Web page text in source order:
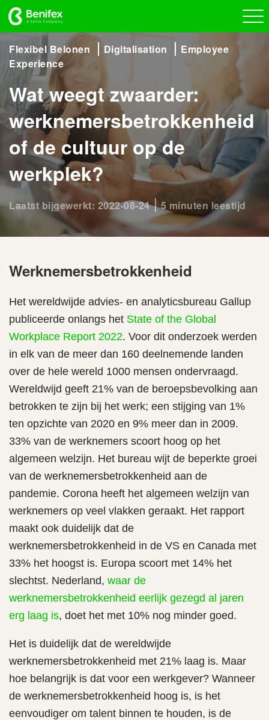
Flexibel Belonen Digitalisation
Employee
Experience
Wat weegt zwaarder:
werknemersbetrokkenheid
of de cultuur op de
werkplek?
Laatst bijgewerkt: 2022-08-24 5 minuten leestijd
Werknemersbetrokkenheid
Het wereldwijde advies- en analyticsbureau Gallup
publiceerde onlangs het State of the Global
Workplace Report 2022. Voor dit onderzoek werden
in elk van de meer dan 160 deelnemende landen
over de hele wereld 1000 mensen ondervraagd.
Wereldwijd geeft 21% van de beroepsbevolking aan
betrokken te zijn bij het werk; een stijging van 1%
ten opzichte van 2020 en 9% meer dan in 2009.
33% van de werknemers scoort hoog op het
algemeen welzijn. Het bureau wijt de beperkte groei
van de werknemersbetrokkenheid aan de
pandemie. Corona heeft het algemeen welzijn van
werknemers op veel vlakken geraakt. Het rapport
maakt ook duidelijk dat de
werknemersbetrokkenheid in de VS en Canada met
33% het hoogst is. Europa scoort met 14% het
slechtst. Nederland, waar de
werknemersbetrokkenheid eerlijk gezegd al jaren
erg laag is, doet het met 10% nog minder goed.
Het is duidelijk dat de wereldwijde
werknemersbetrokkenheid met 21% laag is. Maar
hoe belangrijk is dat voor een werkgever? Wanneer
de werknemersbetrokkenheid hoog is, is het
eenvoudiger om talent binnen te houden, is de